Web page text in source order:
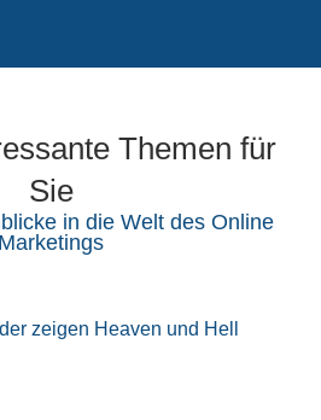
Themen für
Sie
in die Welt des Online
Marketings